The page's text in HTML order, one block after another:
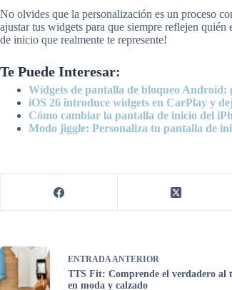
No olvides que la personalización es un proceso
ajustar tus widgets para que siempre reflejen
de inicio que realmente te represente!
Te Puede Interesar:
Widgets de pantalla de bloqueo Android:
iOS 26 introduce widgets en CarPlay y
Cómo cambiar la pantalla de inicio del
Modo jiggle: Personaliza tu pantalla de
ENTRADA ANTERIOR
TTS Fit: Comprende el verdadero al
en moda y calzado